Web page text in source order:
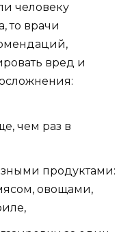
человеку
то врачи
вред и
чем раз в
продуктами:
овощами,